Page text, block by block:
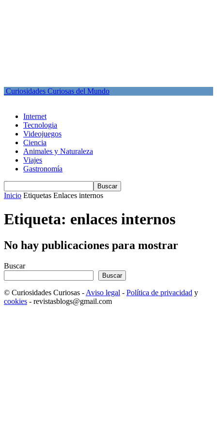
Curiosidades Curiosas del Mundo
Internet
Tecnologia
Videojuegos
Ciencia
Animales y Naturaleza
Viajes
Gastronomía
Inicio Etiquetas Enlaces internos
Etiqueta: enlaces internos
No hay publicaciones para mostrar
Buscar
Buscar
© Curiosidades Curiosas - Aviso legal - Política de privacidad y
cookies - revistasblogs@gmail.com